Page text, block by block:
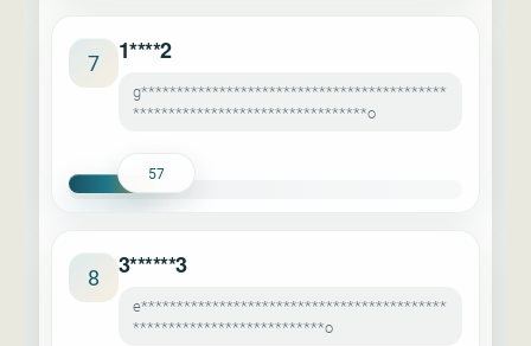
7 1****2
g*******************************************
*********************************o
57
8 3******3
e*******************************************
***************************o